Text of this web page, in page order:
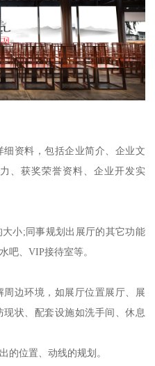
资料，包括企业简介、企业文
、获奖荣誉资料、企业开发实
小;同事规划出展厅的其它功能
吧、VIP接待室等。
边环境，如展厅位置展厅、展
状、配套设施如洗手间、休息
的位置、动线的规划。